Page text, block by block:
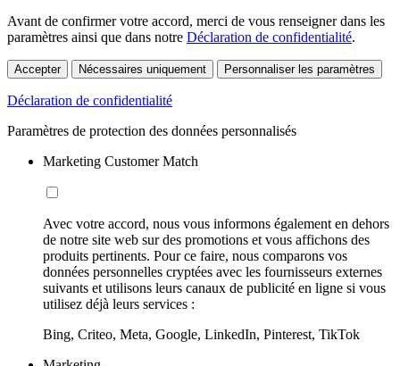
Avant de confirmer votre accord, merci de vous renseigner dans les
paramètres ainsi que dans notre Déclaration de confidentialité.
Accepter Nécessaires uniquement Personnaliser les paramètres
Déclaration de confidentialité
Paramètres de protection des données personnalisés
Marketing Customer Match
Avec votre accord, nous vous informons également en dehors
de notre site web sur des promotions et vous affichons des
produits pertinents. Pour ce faire, nous comparons vos
données personnelles cryptées avec les fournisseurs externes
suivants et utilisons leurs canaux de publicité en ligne si vous
utilisez déjà leurs services :
Bing, Criteo, Meta, Google, LinkedIn, Pinterest, TikTok